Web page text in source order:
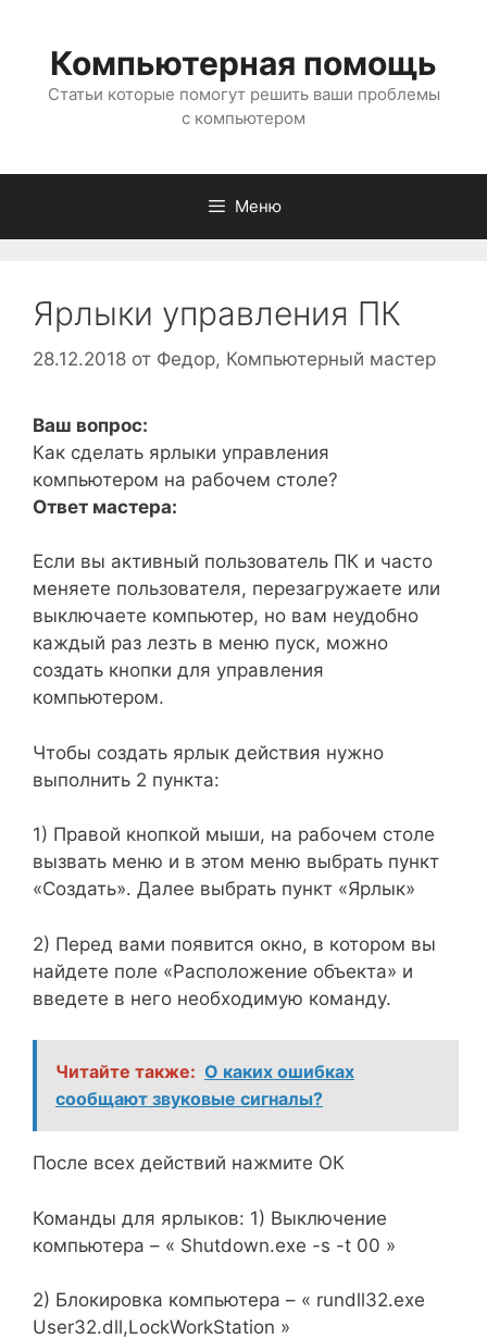
содержимому
Компьютерная помощь
Статьи которые помогут решить ваши проблемы
с компьютером
Меню
Ярлыки управления ПК
28.12.2018 от Федор, Компьютерный мастер
Ваш вопрос:
Как сделать ярлыки управления
компьютером на рабочем столе?
Ответ мастера:
Если вы активный пользователь ПК и часто
меняете пользователя, перезагружаете или
выключаете компьютер, но вам неудобно
каждый раз лезть в меню пуск, можно
создать кнопки для управления
компьютером.
Чтобы создать ярлык действия нужно
выполнить 2 пункта:
1) Правой кнопкой мыши, на рабочем столе
вызвать меню и в этом меню выбрать пункт
«Создать». Далее выбрать пункт «Ярлык»
2) Перед вами появится окно, в котором вы
найдете поле «Расположение объекта» и
введете в него необходимую команду.
Читайте также: О каких ошибках
сообщают звуковые сигналы?
После всех действий нажмите ОК
Команды для ярлыков: 1) Выключение
компьютера – « Shutdown.exe -s -t 00 »
2) Блокировка компьютера – « rundll32.exe
User32.dll,LockWorkStation »